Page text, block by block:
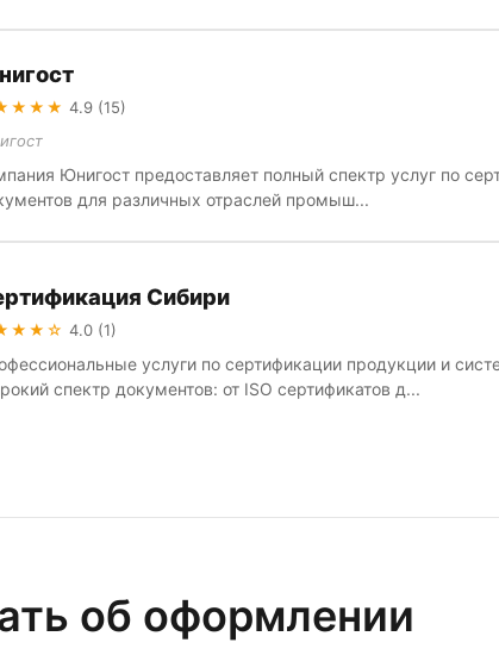
4.9 (15)
Юнигост предоставляет полный спектр услуг по
для различных отраслей промыш...
Сибири
4.0 (1)
услуги по сертификации продукции и
спектр документов: от ISO сертификатов д...
об оформлении